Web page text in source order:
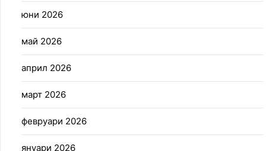
юни 2026
май 2026
април 2026
март 2026
февруари 2026
януари 2026